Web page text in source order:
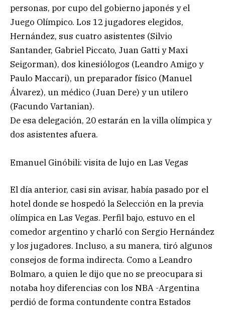
personas, por cupo del gobierno japonés y el
Juego Olímpico. Los 12 jugadores elegidos,
Hernández, sus cuatro asistentes (Silvio
Santander, Gabriel Piccato, Juan Gatti y Maxi
Seigorman), dos kinesiólogos (Leandro Amigo y
Paulo Maccari), un preparador físico (Manuel
Álvarez), un médico (Juan Dere) y un utilero
(Facundo Vartanian).
De esa delegación, 20 estarán en la villa olímpica y
dos asistentes afuera.
Emanuel Ginóbili: visita de lujo en Las Vegas
El día anterior, casi sin avisar, había pasado por el
hotel donde se hospedó la Selección en la previa
olímpica en Las Vegas. Perfil bajo, estuvo en el
comedor argentino y charló con Sergio Hernández
y los jugadores. Incluso, a su manera, tiró algunos
consejos de forma indirecta. Como a Leandro
Bolmaro, a quien le dijo que no se preocupara si
notaba hoy diferencias con los NBA -Argentina
perdió de forma contundente contra Estados